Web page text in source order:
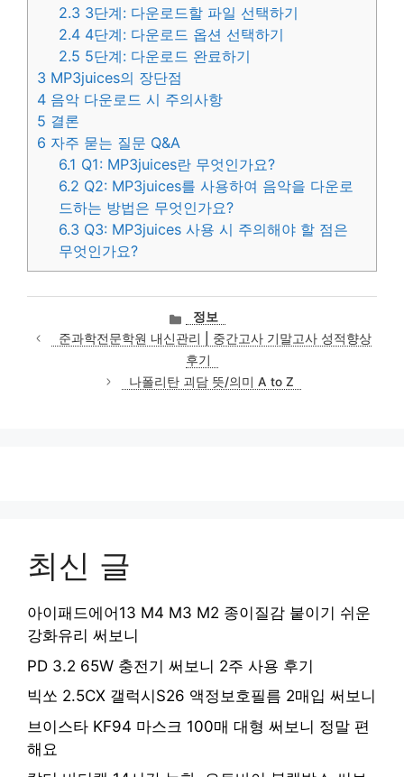
2.3 3단계: 다운로드할 파일 선택하기
2.4 4단계: 다운로드 옵션 선택하기
2.5 5단계: 다운로드 완료하기
3 MP3juices의 장단점
4 음악 다운로드 시 주의사항
5 결론
6 자주 묻는 질문 Q&A
6.1 Q1: MP3juices란 무엇인가요?
6.2 Q2: MP3juices를 사용하여 음악을 다운로
드하는 방법은 무엇인가요?
6.3 Q3: MP3juices 사용 시 주의해야 할 점은
무엇인가요?
카
테
고
리
정보
준과학전문학원 내신관리 | 중간고사 기말고사 성적향상
후기
나폴리탄 괴담 뜻/의미 A to Z
최신 글
아이패드에어13 M4 M3 M2 종이질감 붙이기 쉬운
강화유리 써보니
PD 3.2 65W 충전기 써보니 2주 사용 후기
빅쏘 2.5CX 갤럭시S26 액정보호필름 2매입 써보니
브이스타 KF94 마스크 100매 대형 써보니 정말 편
해요